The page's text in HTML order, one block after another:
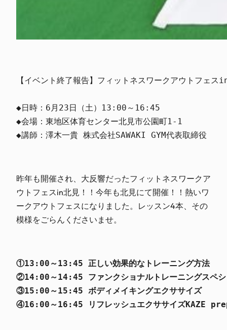
【イベント終了報告】フィットネスワークアウトフェス
◆日時：6月23日（土）13:00～16:45
◆会場：東地区体育センター北見市公園町1-1
昨年も開催され、大反響だったフィットネスワークア
ウトフェスin北見！！今年も北見にて開催！！熱いワ
ークアウトフェスになりました。レッスン4本、その
模様をごらんくださいませ。
①13:00～13:45 正しい効果的なトレーニング方法
②14:00～14:45 ファンクショナルトレーニングスペ
③15:00～15:45 ボディメイキングエクササイズ
④16:00～16:45 リフレッシュエクササイズKAZE